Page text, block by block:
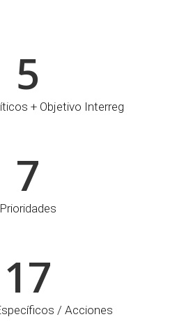
5
+ Objetivo Interreg
7
Prioridades
17
/ Acciones